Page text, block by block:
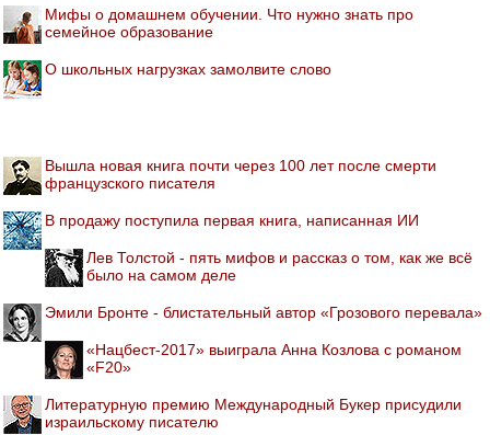
Мифы о домашнем обучении. Что нужно знать про
семейное образование
О школьных нагрузках замолвите слово
Вышла новая книга почти через 100 лет после смерти
французского писателя
В продажу поступила первая книга, написанная ИИ
Лев Толстой - пять мифов и рассказ о том, как же всё
было на самом деле
Эмили Бронте - блистательный автор «Грозового перевала»
«Нацбест-2017» выиграла Анна Козлова с романом
«F20»
Литературную премию Международный Букер присудили
израильскому писателю